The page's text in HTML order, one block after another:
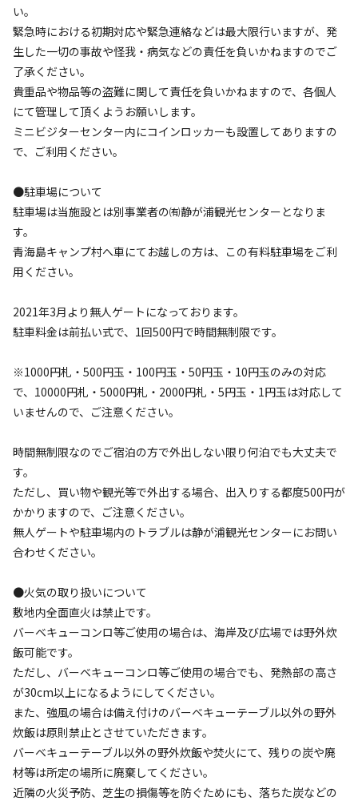
い。
緊急時における初期対応や緊急連絡などは最大限行いますが、発
生した一切の事故や怪我・病気などの責任を負いかねますのでご
了承ください。
貴重品や物品等の盗難に関して責任を負いかねますので、各個人
にて管理して頂くようお願いします。
ミニビジターセンター内にコインロッカーも設置してありますの
で、ご利用ください。
●駐車場について
駐車場は当施設とは別事業者の㈲静が浦観光センターとなりま
す。
青海島キャンプ村へ車にてお越しの方は、この有料駐車場をご利
用ください。
2021年3月より無人ゲートになっております。
駐車料金は前払い式で、1回500円で時間無制限です。
※1000円札・500円玉・100円玉・50円玉・10円玉のみの対応
で、10000円札・5000円札・2000円札・5円玉・1円玉は対応して
いませんので、ご注意ください。
時間無制限なのでご宿泊の方で外出しない限り何泊でも大丈夫で
す。
ただし、買い物や観光等で外出する場合、出入りする都度500円が
かかりますので、ご注意ください。
無人ゲートや駐車場内のトラブルは静が浦観光センターにお問い
合わせください。
●火気の取り扱いについて
敷地内全面直火は禁止です。
バーベキューコンロ等ご使用の場合は、海岸及び広場では野外炊
飯可能です。
ただし、バーベキューコンロ等ご使用の場合でも、発熱部の高さ
が30cm以上になるようにしてください。
また、強風の場合は備え付けのバーベキューテーブル以外の野外
炊飯は原則禁止とさせていただきます。
バーベキューテーブル以外の野外炊飯や焚火にて、残りの炭や廃
材等は所定の場所に廃棄してください。
近隣の火災予防、芝生の損傷等を防ぐためにも、落ちた炭などの
管理
設備
3.9
クチコミ（18 件）を見る
キャンペーン
2026.4.30更新
予約開始日時：2026年5月1日(金)　午前9時～
【駐車場について】
駐車場は当施設とは別事業者の㈲静が浦観光センターとなり
ます。駐車料金は前払い式で、1回500円で時間無制限です。
再入場の際は、再度500円が必要となります。島にはコンビ
ませください。
【バーベキューテーブルについて】
5台のみとなっておりますので、ご利用希望の際は事前にご連
絡ください。
【レンタル用品について】
当日レンタル用品やバーベキューテーブルをお求めのお客様
は、ご予約の際に、「備考」の欄にご記入ください。お支払
いは、当日現金でお願いしております。バーベキューテーブ
ルはご予約が完了したわけではございませんので、上記の通